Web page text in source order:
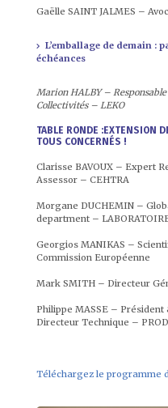
Gaëlle SAINT JALMES –
L’emballage de demain :
échéances
Marion HALBY –
Collectivités – LEKO
TABLE RONDE :EXTENSION
TOUS
Clarisse BAVOUX – Expert
Assessor – CEHTRA
Morgane DUCHEMIN –
department –
Georgios MANIKAS –
Commission Européenne
Mark SMITH – Directeur
Philippe MASSE – Président
Directeur Technique –
Téléchargez le programme